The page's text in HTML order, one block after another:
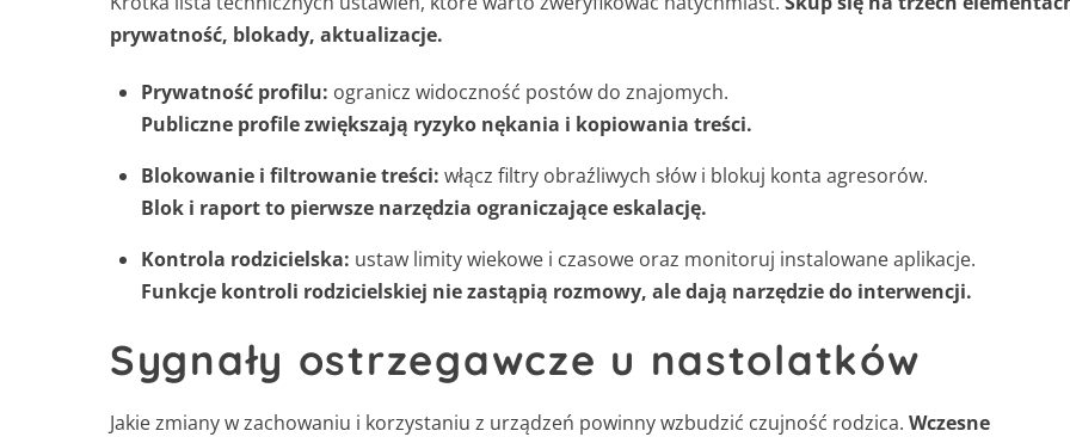
prywatność, blokady, aktualizacje.
Prywatność profilu: ogranicz widoczność postów do znajomych.
Publiczne profile zwiększają ryzyko nękania i kopiowania treści.
Blokowanie i filtrowanie treści: włącz filtry obraźliwych słów i blokuj konta agresorów.
Blok i raport to pierwsze narzędzia ograniczające eskalację.
Kontrola rodzicielska: ustaw limity wiekowe i czasowe oraz monitoruj instalowane aplikacje.
Funkcje kontroli rodzicielskiej nie zastąpią rozmowy, ale dają narzędzie do interwencji.
Sygnały ostrzegawcze u nastolatków
Jakie zmiany w zachowaniu i korzystaniu z urządzeń powinny wzbudzić czujność rodzica. Wczesne